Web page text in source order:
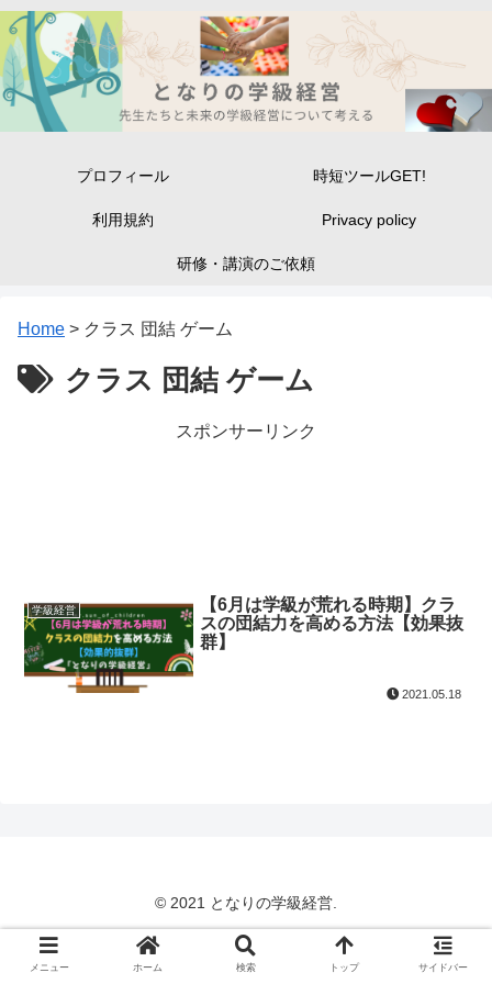
プロフィール 時短ツールGET!
利用規約 Privacy policy
研修・講演のご依頼
Home > クラス 団結 ゲーム
クラス 団結 ゲーム
スポンサーリンク
学級経営
【6月は学級が荒れる時期】クラ
スの団結力を高める方法【効果抜
群】
2021.05.18
© 2021 となりの学級経営.
メニュー ホーム 検索 トップ サイドバー